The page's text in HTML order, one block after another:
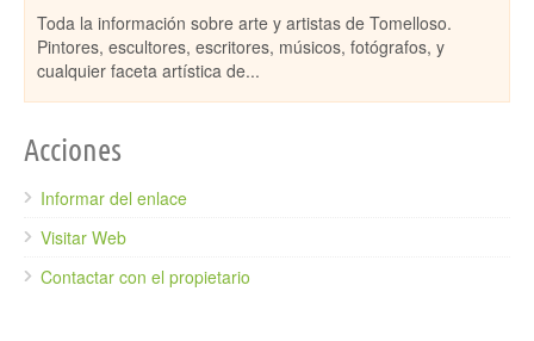
Toda la información sobre arte y artistas de Tomelloso.
Pintores, escultores, escritores, músicos, fotógrafos, y
cualquier faceta artística de...
Acciones
Informar del enlace
Visitar Web
Contactar con el propietario